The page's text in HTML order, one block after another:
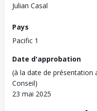
Julian Casal
Pays
Pacific 1
Date d'approbation
(à la date de présentation
Conseil)
23 mai 2025